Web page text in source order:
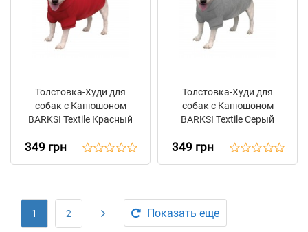
Толстовка-Худи для
собак с Капюшоном
BARKSI Textile Красный
349 грн
Толстовка-Худи для
собак с Капюшоном
BARKSI Textile Серый
349 грн
Показать еще
1 2